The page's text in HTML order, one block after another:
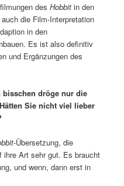
desHobbit in den
die Film-Interpretation
in den
Es ist also definitiv
und Ergänzungen des
bisschen dröge nur die
Sie nicht viel lieber
-Übersetzung, die
ihre Art sehr gut. Es braucht
und wenn, dann erst in